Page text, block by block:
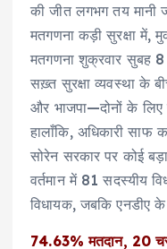
की जीत लगभग तय मानी
मतगणना कड़ी सुरक्षा में,
मतगणना शुक्रवार सुबह
सख़्त सुरक्षा व्यवस्था के
और भाजपा—दोनों के लिए
हालाँकि, अधिकारी साफ
सोरेन सरकार पर कोई
वर्तमान में 81 सदस्यीय
विधायक, जबकि एनडीए
74.63% मतदान, 20